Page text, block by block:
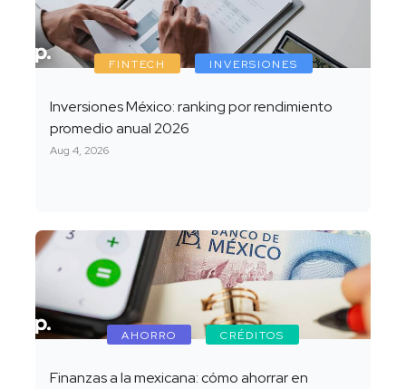
FINTECH INVERSIONES
Inversiones México: ranking por rendimiento
promedio anual 2026
Aug 4, 2026
AHORRO CRÉDITOS
Finanzas a la mexicana: cómo ahorrar en